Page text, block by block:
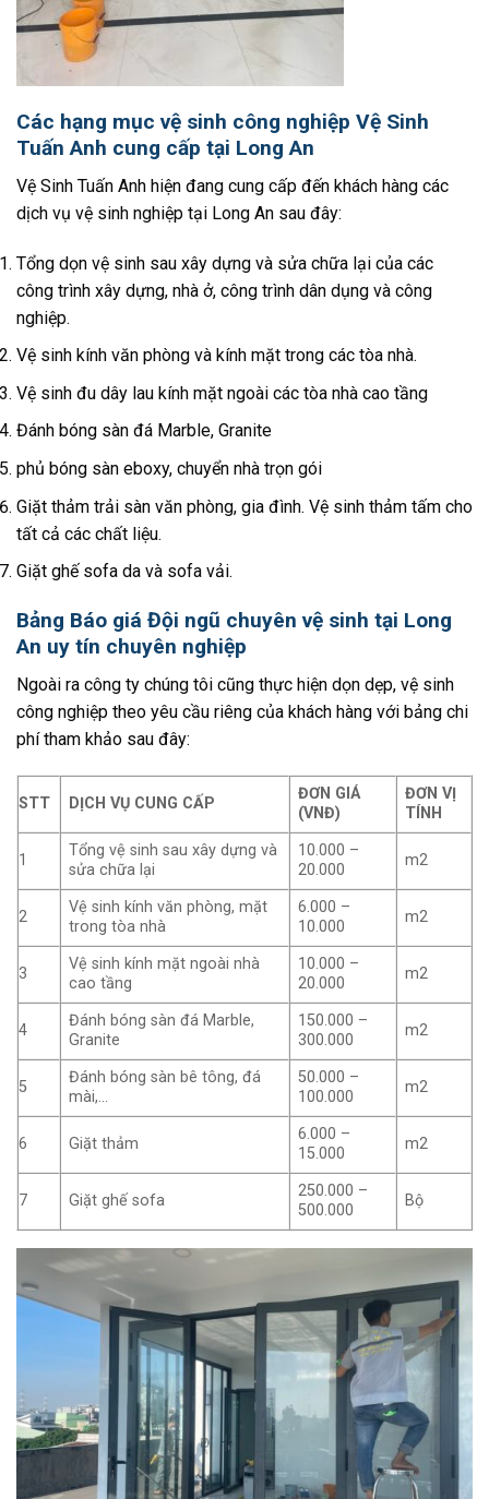
Các hạng mục vệ sinh công nghiệp Vệ Sinh
Tuấn Anh cung cấp tại Long An
Vệ Sinh Tuấn Anh hiện đang cung cấp đến khách hàng các
dịch vụ vệ sinh nghiệp tại Long An sau đây:
Tổng dọn vệ sinh sau xây dựng và sửa chữa lại của các
công trình xây dựng, nhà ở, công trình dân dụng và công
nghiệp.
Vệ sinh kính văn phòng và kính mặt trong các tòa nhà.
Vệ sinh đu dây lau kính mặt ngoài các tòa nhà cao tầng
Đánh bóng sàn đá Marble, Granite
phủ bóng sàn eboxy, chuyển nhà trọn gói
Giặt thảm trải sàn văn phòng, gia đình. Vệ sinh thảm tấm cho
tất cả các chất liệu.
Giặt ghế sofa da và sofa vải.
Bảng Báo giá Đội ngũ chuyên vệ sinh tại Long
An uy tín chuyên nghiệp
Ngoài ra công ty chúng tôi cũng thực hiện dọn dẹp, vệ sinh
công nghiệp theo yêu cầu riêng của khách hàng với bảng chi
phí tham khảo sau đây:
STT DỊCH VỤ CUNG CẤP
ĐƠN GIÁ
(VNĐ)
ĐƠN VỊ
TÍNH
1
Tổng vệ sinh sau xây dựng và
sửa chữa lại
10.000 –
20.000
m2
2
Vệ sinh kính văn phòng, mặt
trong tòa nhà
6.000 –
10.000
m2
3
Vệ sinh kính mặt ngoài nhà
cao tầng
10.000 –
20.000
m2
4
Đánh bóng sàn đá Marble,
Granite
150.000 –
300.000
m2
5
Đánh bóng sàn bê tông, đá
mài,…
50.000 –
100.000
m2
6 Giặt thảm
6.000 –
15.000
m2
7 Giặt ghế sofa
250.000 –
500.000
Bộ